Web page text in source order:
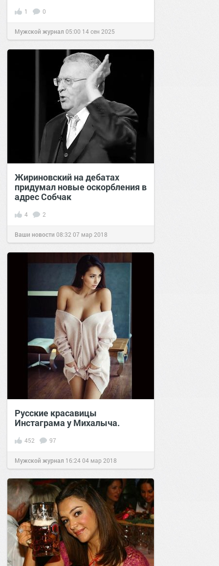
1 0
Мужской журнал 05:00 14 сен 2025
Жириновский на дебатах
придумал новые оскорбления в
адрес Собчак
4 2
Ваши новости 08:32 07 мар 2018
Русские красавицы
Инстаграма у Михалыча.
452 97
Мужской журнал 16:2404 мар 2018